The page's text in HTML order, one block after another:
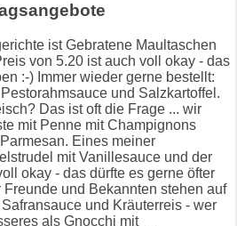
ist Gebratene Maultaschen
von 5.20 ist auch voll okay - das
:-) Immer wieder gerne bestellt:
und Salzkartoffel.
Das ist oft die Frage ... wir
mit Penne mit Champignons
Eines meiner
mit Vanillesauce und der
okay - das dürfte es gerne öfter
und Bekannten stehen auf
und Kräuterreis - wer
als Gnocchi mit